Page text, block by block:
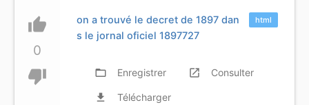
thumb_up
0
thumb_down
html
on a trouvé le decret de 1897 dan
s le jornal oficiel 1897727
folder_open Enregistrer launch Consulter
file_download Télécharger